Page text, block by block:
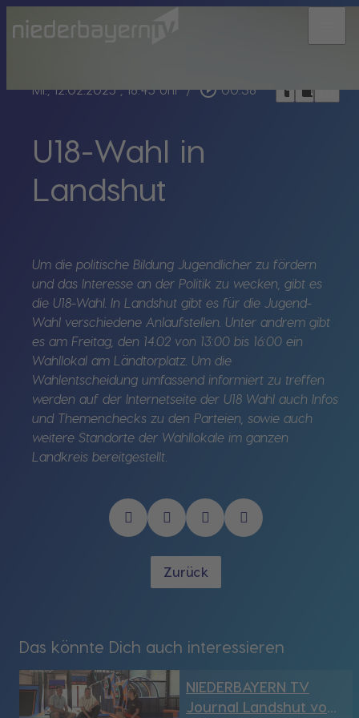
Mi., 12.02.2025, 18:45 Uhr / play_circle_outline 00:38 headphones chrome_reader_mode
U18-Wahl in
Landshut
Um die politische Bildung Jugendlicher zu fördern
und das Interesse an der Politik zu wecken, gibt es
die U18-Wahl. In Landshut gibt es für die Jugend-
Wahl verschiedene Anlaufstellen. Unter andrem gibt
es am Freitag, den 14.02 von 13:00 bis 16:00 ein
Wahllokal am Ländtorplatz. Um die
Wahlentscheidung umfassend informiert zu treffen
werden auf der Internetseite der U18 Wahl auch Infos
und Themenchecks zu den Parteien, sowie auch
weitere Standorte der Wahllokale im ganzen
Landkreis bereitgestellt
Zurück
Das könnte Dich auch interessieren
NIEDERBAYERN TV
Journal Landshut vom